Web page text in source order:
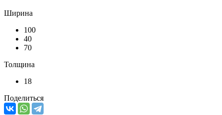
Ширина
100
40
70
Толщина
18
Поделиться